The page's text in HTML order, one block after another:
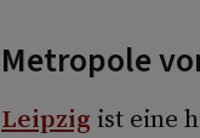
Metropole
Leipzig ist eine